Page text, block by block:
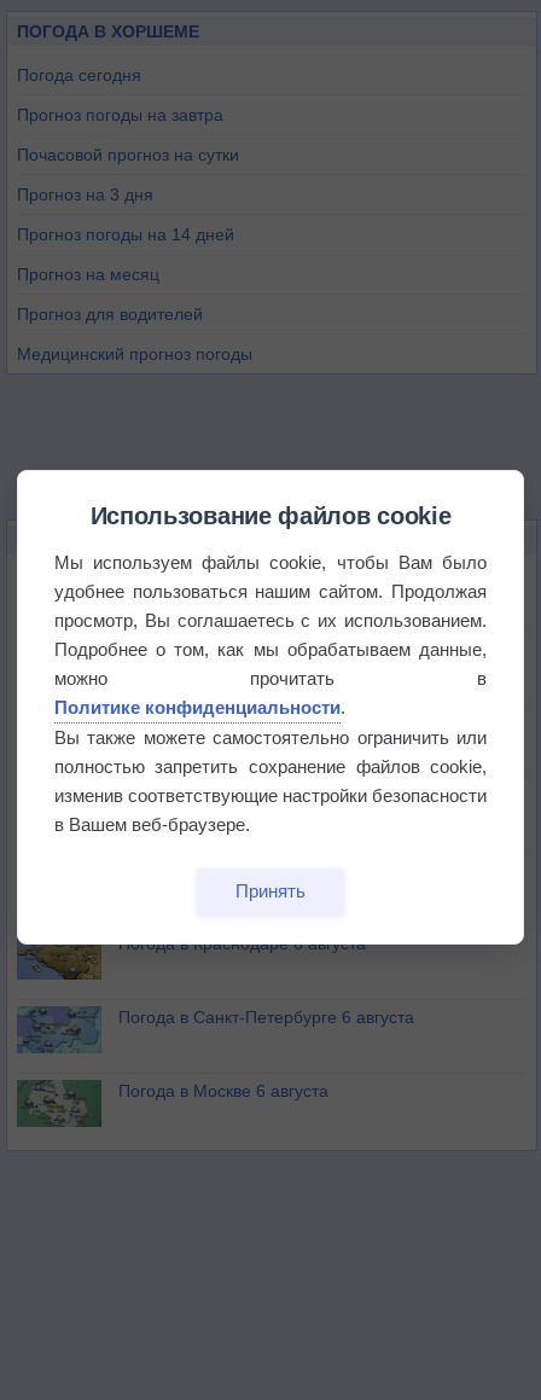
ПОГОДА В ХОРШЕМЕ
Погода сегодня
Прогноз погоды на завтра
Почасовой прогноз на сутки
Прогноз на 3 дня
Прогноз погоды на 14 дней
Прогноз на месяц
Прогноз для водителей
Медицинский прогноз погоды
Приложение построит маршрут через тень
Атмосфера начала замерзать
В Приморье обнаружены морские волны тепла
Изменение климата повлияло на ареал обитания
бабочек
Погода в Краснодаре 6 августа
Погода в Санкт-Петербурге 6 августа
Погода в Москве 6 августа
Использование файлов cookie
Мы используем файлы cookie, чтобы Вам было
удобнее пользоваться нашим сайтом. Продолжая
просмотр, Вы соглашаетесь с их использованием.
Подробнее о том, как мы обрабатываем данные,
можно прочитать в
Политике конфиденциальности.
Вы также можете самостоятельно ограничить или
полностью запретить сохранение файлов cookie,
изменив соответствующие настройки безопасности
в Вашем веб-браузере.
Принять